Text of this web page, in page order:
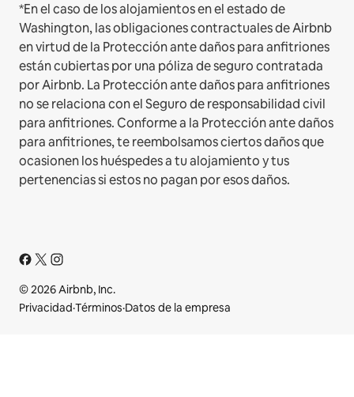
*En el caso de los alojamientos en el estado de
Washington, las obligaciones contractuales de Airbnb
en virtud de la Protección ante daños para anfitriones
están cubiertas por una póliza de seguro contratada
por Airbnb. La Protección ante daños para anfitriones
no se relaciona con el Seguro de responsabilidad civil
para anfitriones. Conforme a la Protección ante daños
para anfitriones, te reembolsamos ciertos daños que
ocasionen los huéspedes a tu alojamiento y tus
pertenencias si estos no pagan por esos daños.
© 2026 Airbnb, Inc.
Privacidad·Términos·Datos de la empresa